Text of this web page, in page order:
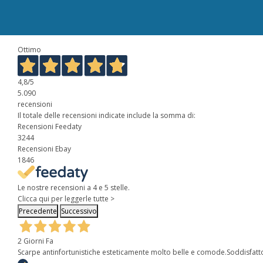
Ottimo
4,8/5
5.090
recensioni
Il totale delle recensioni indicate include la somma di:
Recensioni Feedaty
3244
Recensioni Ebay
1846
Le nostre recensioni a 4 e 5 stelle.
Clicca qui per leggerle tutte >
Precedente Successivo
2 Giorni Fa
Scarpe antinfortunistiche esteticamente molto belle e